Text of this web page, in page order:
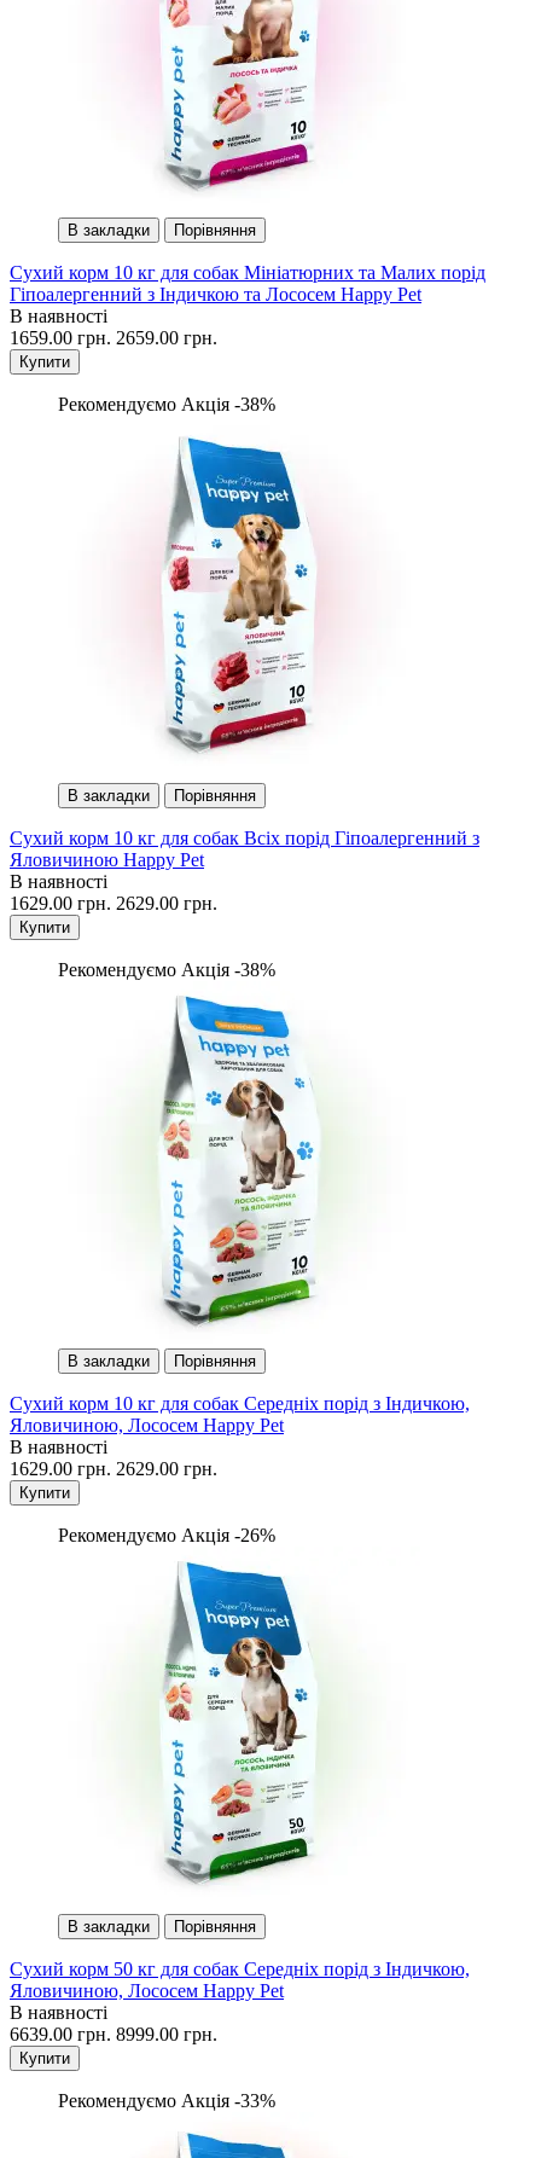
В закладки Порівняння
Сухий корм 10 кг для собак Мініатюрних та Малих порід
Гіпоалергенний з Індичкою та Лососем Happy Pet
В наявності
1659.00 грн. 2659.00 грн.
Купити
Рекомендуємо Акція -38%
В закладки Порівняння
Сухий корм 10 кг для собак Всіх порід Гіпоалергенний з
Яловичиною Happy Pet
В наявності
1629.00 грн. 2629.00 грн.
Купити
Рекомендуємо Акція -38%
В закладки Порівняння
Сухий корм 10 кг для собак Середніх порід з Індичкою,
Яловичиною, Лососем Happy Pet
В наявності
1629.00 грн. 2629.00 грн.
Купити
Рекомендуємо Акція -26%
В закладки Порівняння
Сухий корм 50 кг для собак Середніх порід з Індичкою,
Яловичиною, Лососем Happy Pet
В наявності
6639.00 грн. 8999.00 грн.
Купити
Рекомендуємо Акція -33%